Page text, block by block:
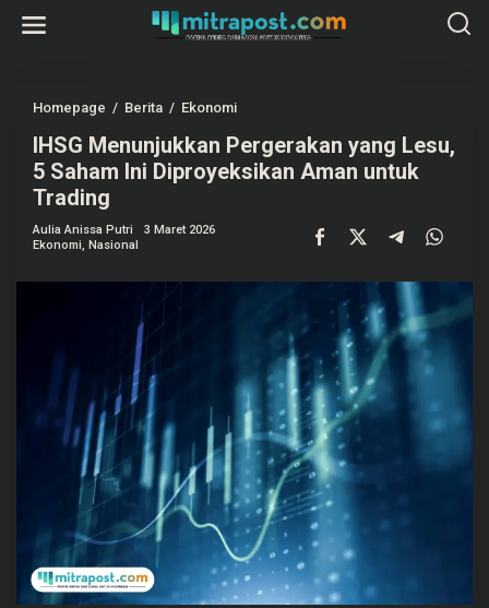
Homepage / Berita / Ekonomi
S
G
M
r
e
r
a
n
y
a
n
g
L
e
IHSG Menunjukkan Pergerakan yang Lesu,
5 Saham Ini Diproyeksikan Aman untuk
Trading
Aulia Anissa Putri
3 Maret 2026
Ekonomi, Nasional